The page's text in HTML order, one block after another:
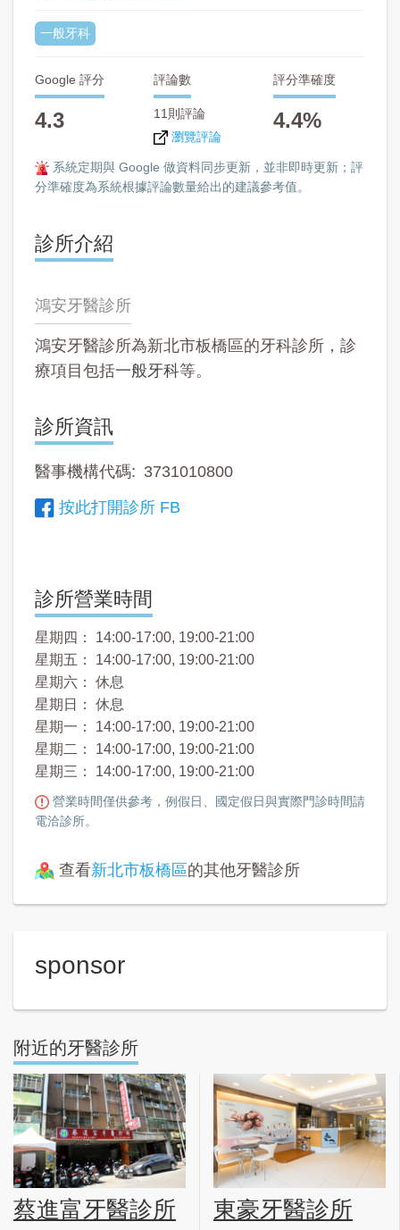
一般牙科
Google 評分
4.3
評論數
11則評論
瀏覽評論
評分準確度
4.4%
系統定期與 Google 做資料同步更新，並非即時更新；評
分準確度為系統根據評論數量給出的建議參考值。
診所介紹
鴻安牙醫診所
鴻安牙醫診所為新北市板橋區的牙科診所，診
療項目包括一般牙科等。
診所資訊
醫事機構代碼
3731010800
按此打開診所 FB
診所營業時間
星期四： 14:00-17:00, 19:00-21:00
星期五： 14:00-17:00, 19:00-21:00
星期六： 休息
星期日： 休息
星期一： 14:00-17:00, 19:00-21:00
星期二： 14:00-17:00, 19:00-21:00
星期三： 14:00-17:00, 19:00-21:00
營業時間僅供參考，例假日、國定假日與實際門診時間請
電洽診所。
查看新北市板橋區的其他牙醫診所
sponsor
附近的牙醫診所
蔡進富牙醫診所 東豪牙醫診所